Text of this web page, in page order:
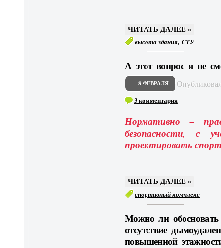
ЧИТАТЬ ДАЛЕЕ »
высота здания,СТУ
А этот вопрос я не
8 ФЕВРАЛЯ
3 комментария
Нормативно –
безопасности, с
проектировать
ЧИТАТЬ ДАЛЕЕ »
спортивный комплекс
Можно ли обосновать
отсутствие
повышенной